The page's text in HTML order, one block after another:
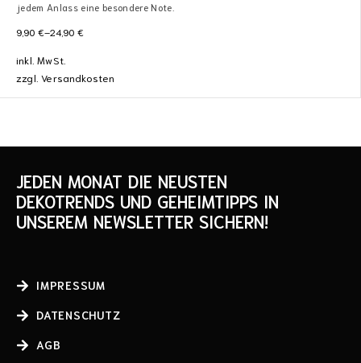
jedem Anlass eine besondere Note.
9,90 €–24,90 €
inkl. MwSt.
zzgl.Versandkosten
JEDEN MONAT DIE NEUSTEN
DEKOTRENDS UND GEHEIMTIPPS IN
UNSEREM NEWSLETTER SICHERN!
IMPRESSUM
DATENSCHUTZ
AGB